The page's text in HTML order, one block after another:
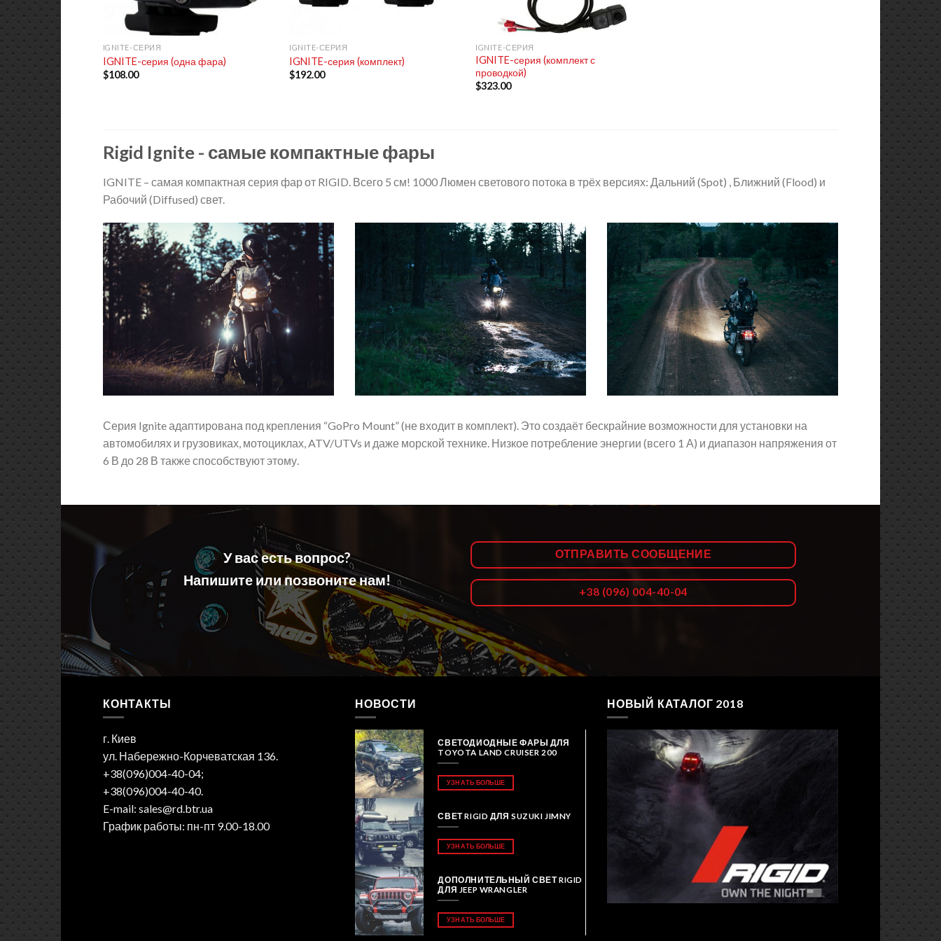
IGNITE-СЕРИЯ
IGNITE-серия (одна фара)
$108.00
IGNITE-СЕРИЯ
IGNITE-серия (комплект)
$192.00
IGNITE-СЕРИЯ
IGNITE-серия (комплект с
проводкой)
$323.00
Rigid Ignite - самые компактные фары
IGNITE – самая компактная серия фар от RIGID. Всего 5 см! 1000 Люмен светового потока в трёх версиях: Дальний (Spot) , Ближний (Flood) и
Рабочий (Diffused) свет.
Серия Ignite адаптирована под крепления “GoPro Mount” (не входит в комплект). Это создаёт бескрайние возможности для установки на
автомобилях и грузовиках, мотоциклах, ATV/UTVs и даже морской технике. Низкое потребление энергии (всего 1 А) и диапазон напряжения от
6 В до 28 В также способствуют этому.
У вас есть вопрос?
Напишите или позвоните нам!
ОТПРАВИТЬ СООБЩЕНИЕ
+38 (096) 004-40-04
КОНТАКТЫ
г. Киев
ул. Набережно-Корчеватская 136.
+38(096)004-40-04;
+38(096)004-40-40.
E-mail: sales@rd.btr.ua
График работы: пн-пт 9.00-18.00
НОВОСТИ
СВЕТОДИОДНЫЕ ФАРЫ ДЛЯ
TOYOTA LAND CRUISER 200
УЗНАТЬ БОЛЬШЕ
СВЕТ RIGID ДЛЯ SUZUKI JIMNY
УЗНАТЬ БОЛЬШЕ
ДОПОЛНИТЕЛЬНЫЙ СВЕТ RIGID
ДЛЯ JEEP WRANGLER
УЗНАТЬ БОЛЬШЕ
НОВЫЙ КАТАЛОГ 2018